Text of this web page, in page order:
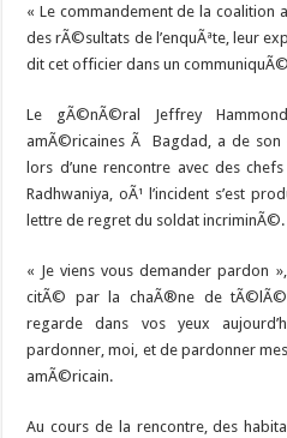
« Le commandement de la
des rÃ©sultats de l’enquÃªte, leur
dit cet officier dans un
Le gÃ©nÃ©ral Jeffrey
amÃ©ricaines Ã Bagdad, a de
lors d’une rencontre avec des
Radhwaniya, oÃ¹ l’incident s’est
lettre de regret du soldat incriminÃ©.
« Je viens vous demander pardon
citÃ© par la chaÃ®ne de
regarde dans vos yeux
pardonner, moi, et de pardonner
amÃ©ricain.
Au cours de la rencontre, des